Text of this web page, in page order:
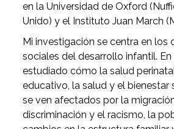
en la Universidad de Oxford
Unido) y el Instituto Juan March
Mi investigación se centra en los
sociales del desarrollo infantil.
estudiado cómo la salud
educativo, la salud y el
se ven afectados por la
discriminación y el racismo, la